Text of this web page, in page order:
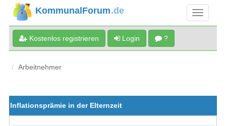
KommunalForum.de
Kostenlos registrieren Login ?
Arbeitnehmer
Inflationsprämie in der Elternzeit